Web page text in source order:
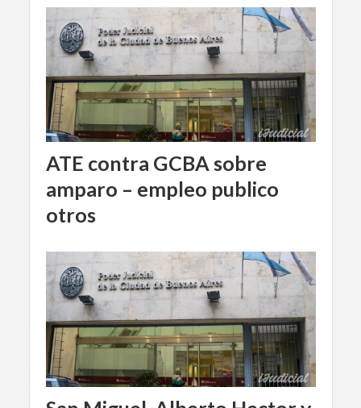
ATE contra GCBA sobre
amparo – empleo publico
otros